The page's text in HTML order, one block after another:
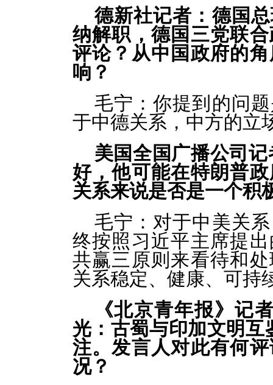
德新社记者：德国
纳解职，德国三党联
评论？从中国政府的
响？
毛宁：你提到的问
于中德关系，中方的立
美国全国广播公司
好，他可能在特朗普
关系来说是否是一个积
毛宁：对于中美关
终按照习近平主席提
共赢三原则来看待和
关系稳定、健康、可持
《北京青年报》记
光：古蜀与印加文明
注。发言人对此有何
况？